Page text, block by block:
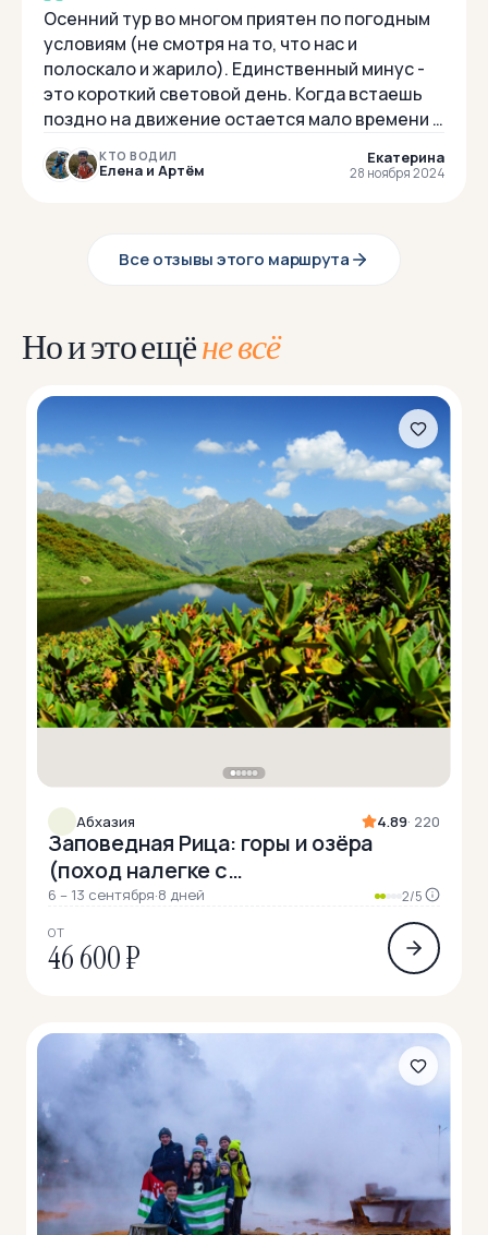
Осенний тур во многом приятен по погодным
условиям (не смотря на то, что нас и
полоскало и жарило). Единственный минус -
это короткий световой день. Когда встаешь
поздно на движение остается мало времени и
это...
КТО ВОДИЛ
Елена и Артём
Екатерина
28 ноября 2024
Все отзывы этого маршрута
Но и это ещёне всё
Абхазия 4.89· 220
Заповедная Рица: горы и озёра
(поход налегке с
автосопровождением)
6 – 13 сентября·8 дней 2/5
ОТ
46 600 ₽